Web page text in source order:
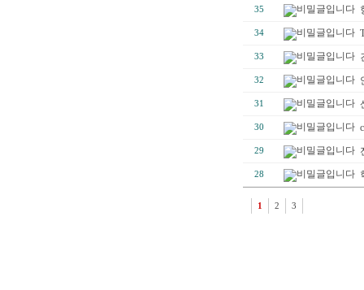
35
34
33
32
31
30
29
28
1 2 3